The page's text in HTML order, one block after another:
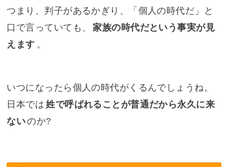
つまり、判子があるかぎり、「個人の時代だ」と
口で言っていても、
家族の時代だという事実が見
えます 。
いつになったら個人の時代がくるんでしょうね。
日本では 姓で呼ばれることが普通だから永久に来
ないのか?